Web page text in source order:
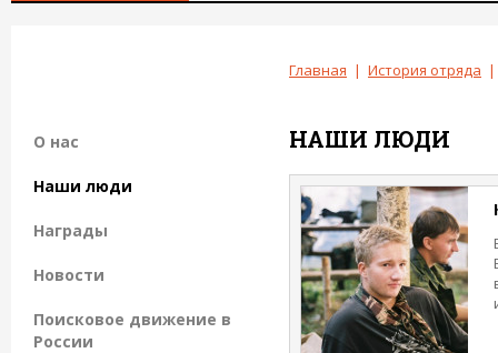
Главная | История отряда |
НАШИ ЛЮДИ
О нас
Наши люди
Награды
Новости
Поисковое движение в
России